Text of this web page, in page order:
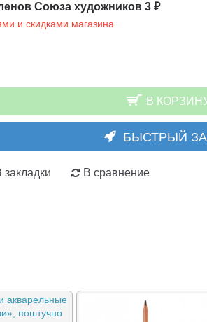
Союза художников 3 ₽
и скидками магазина
В
БЫСТРЫЙ
закладки В сравнение